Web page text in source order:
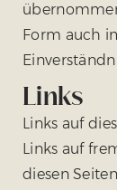
Form auch
Links
Links auf
Links auf
diesen